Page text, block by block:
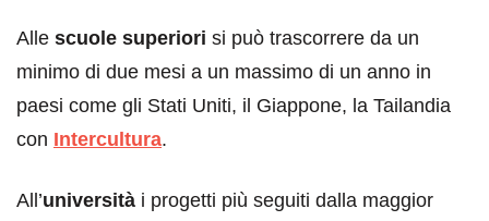
Alle scuole superiori si può trascorrere da un
minimo di due mesi a un massimo di un anno in
paesi come gli Stati Uniti, il Giappone, la Tailandia
con Intercultura.
All’università i progetti più seguiti dalla maggior